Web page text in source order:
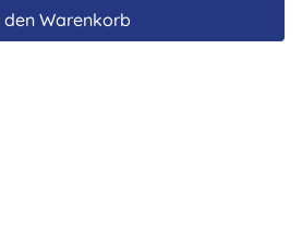
den Warenkorb